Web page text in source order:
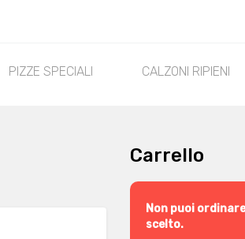
PIZZE SPECIALI CALZONI RIPIENI
Carrello
Non puoi
scelto.